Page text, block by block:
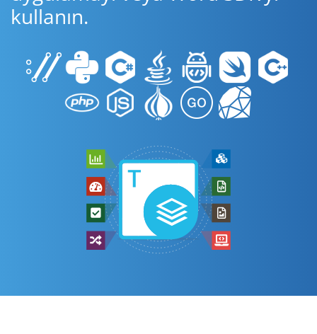
kullanın.